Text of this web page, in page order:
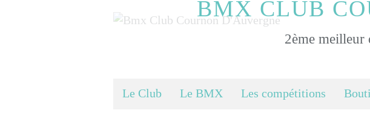
BMX CLUB
2ème meilleur
Le Club Le BMX Les compétitions